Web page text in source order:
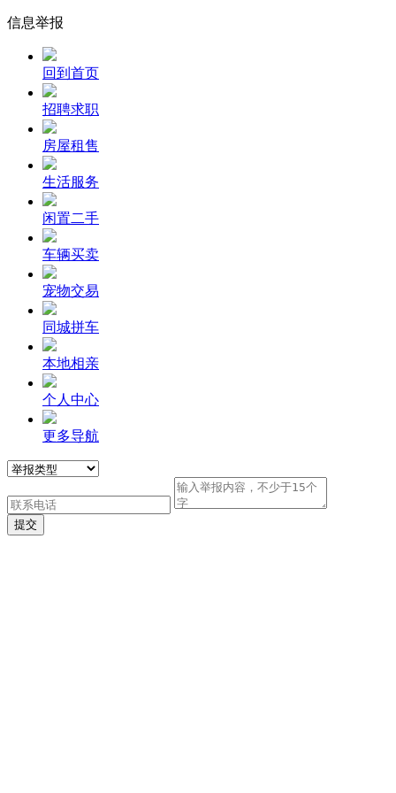
信息举报
回到首页
招聘求职
房屋租售
生活服务
闲置二手
车辆买卖
宠物交易
同城拼车
本地相亲
个人中心
更多导航